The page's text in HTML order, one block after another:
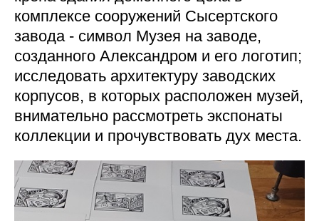
комплексе сооружений Сысертского
завода - символ Музея на заводе,
созданного Александром и его логотип;
исследовать архитектуру заводских
корпусов, в которых расположен музей,
внимательно рассмотреть экспонаты
коллекции и прочувствовать дух места.